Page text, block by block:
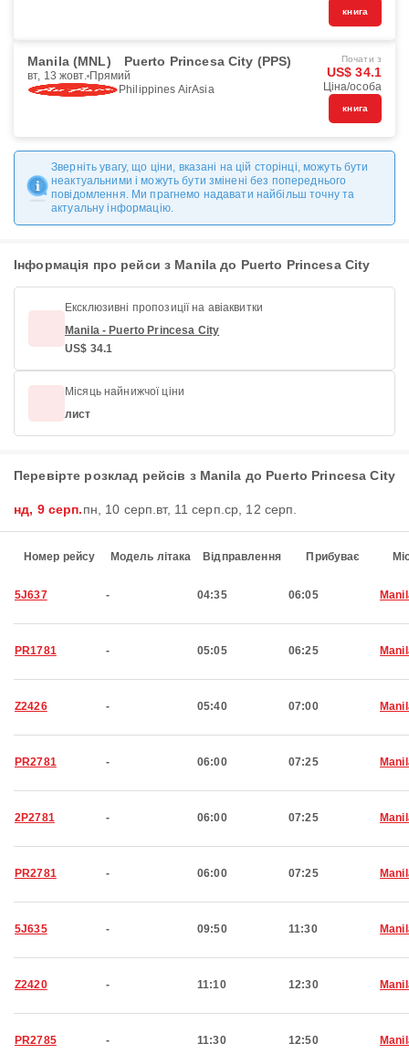
книга
Manila (MNL) Puerto Princesa City (PPS)
вт, 13 жовт. Прямий
Philippines AirAsia
Почати з
US$ 34.1
Ціна/особа
книга
Зверніть увагу, що ціни, вказані на цій сторінці, можуть бути
неактуальними і можуть бути змінені без попереднього
повідомлення. Ми прагнемо надавати найбільш точну та
актуальну інформацію.
Інформація про рейси з Manila до Puerto Princesa City
Ексклюзивні пропозиції на авіаквитки
Manila - Puerto Princesa City
US$ 34.1
Місяць найнижчої ціни
лист
Перевірте розклад рейсів з Manila до Puerto Princesa City
нд, 9 серп.пн, 10 серп. вт, 11 серп. ср, 12 серп.
Номер рейсу Модель літака Відправлення Прибуває
5J637 - 04:35 06:05
PR1781 - 05:05 06:25
Z2426 - 05:40 07:00
PR2781 - 06:00 07:25
2P2781 - 06:00 07:25
PR2781 - 06:00 07:25
5J635 - 09:50 11:30
Z2420 - 11:10 12:30
PR2785 - 11:30 12:50